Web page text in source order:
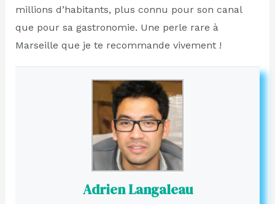
millions d’habitants, plus connu pour son canal
que pour sa gastronomie. Une perle rare à
Marseille que je te recommande vivement !
Adrien Langaleau